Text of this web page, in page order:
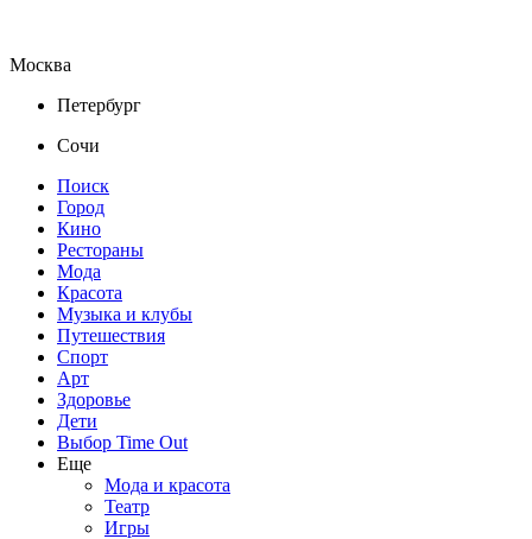
Москва
Петербург
Сочи
Поиск
Город
Кино
Рестораны
Мода
Красота
Музыка и клубы
Путешествия
Спорт
Арт
Здоровье
Дети
Выбор Time Out
Еще
Мода и красота
Театр
Игры